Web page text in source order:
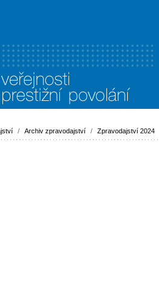
/ Archiv zpravodajství / Zpravodajství 2024